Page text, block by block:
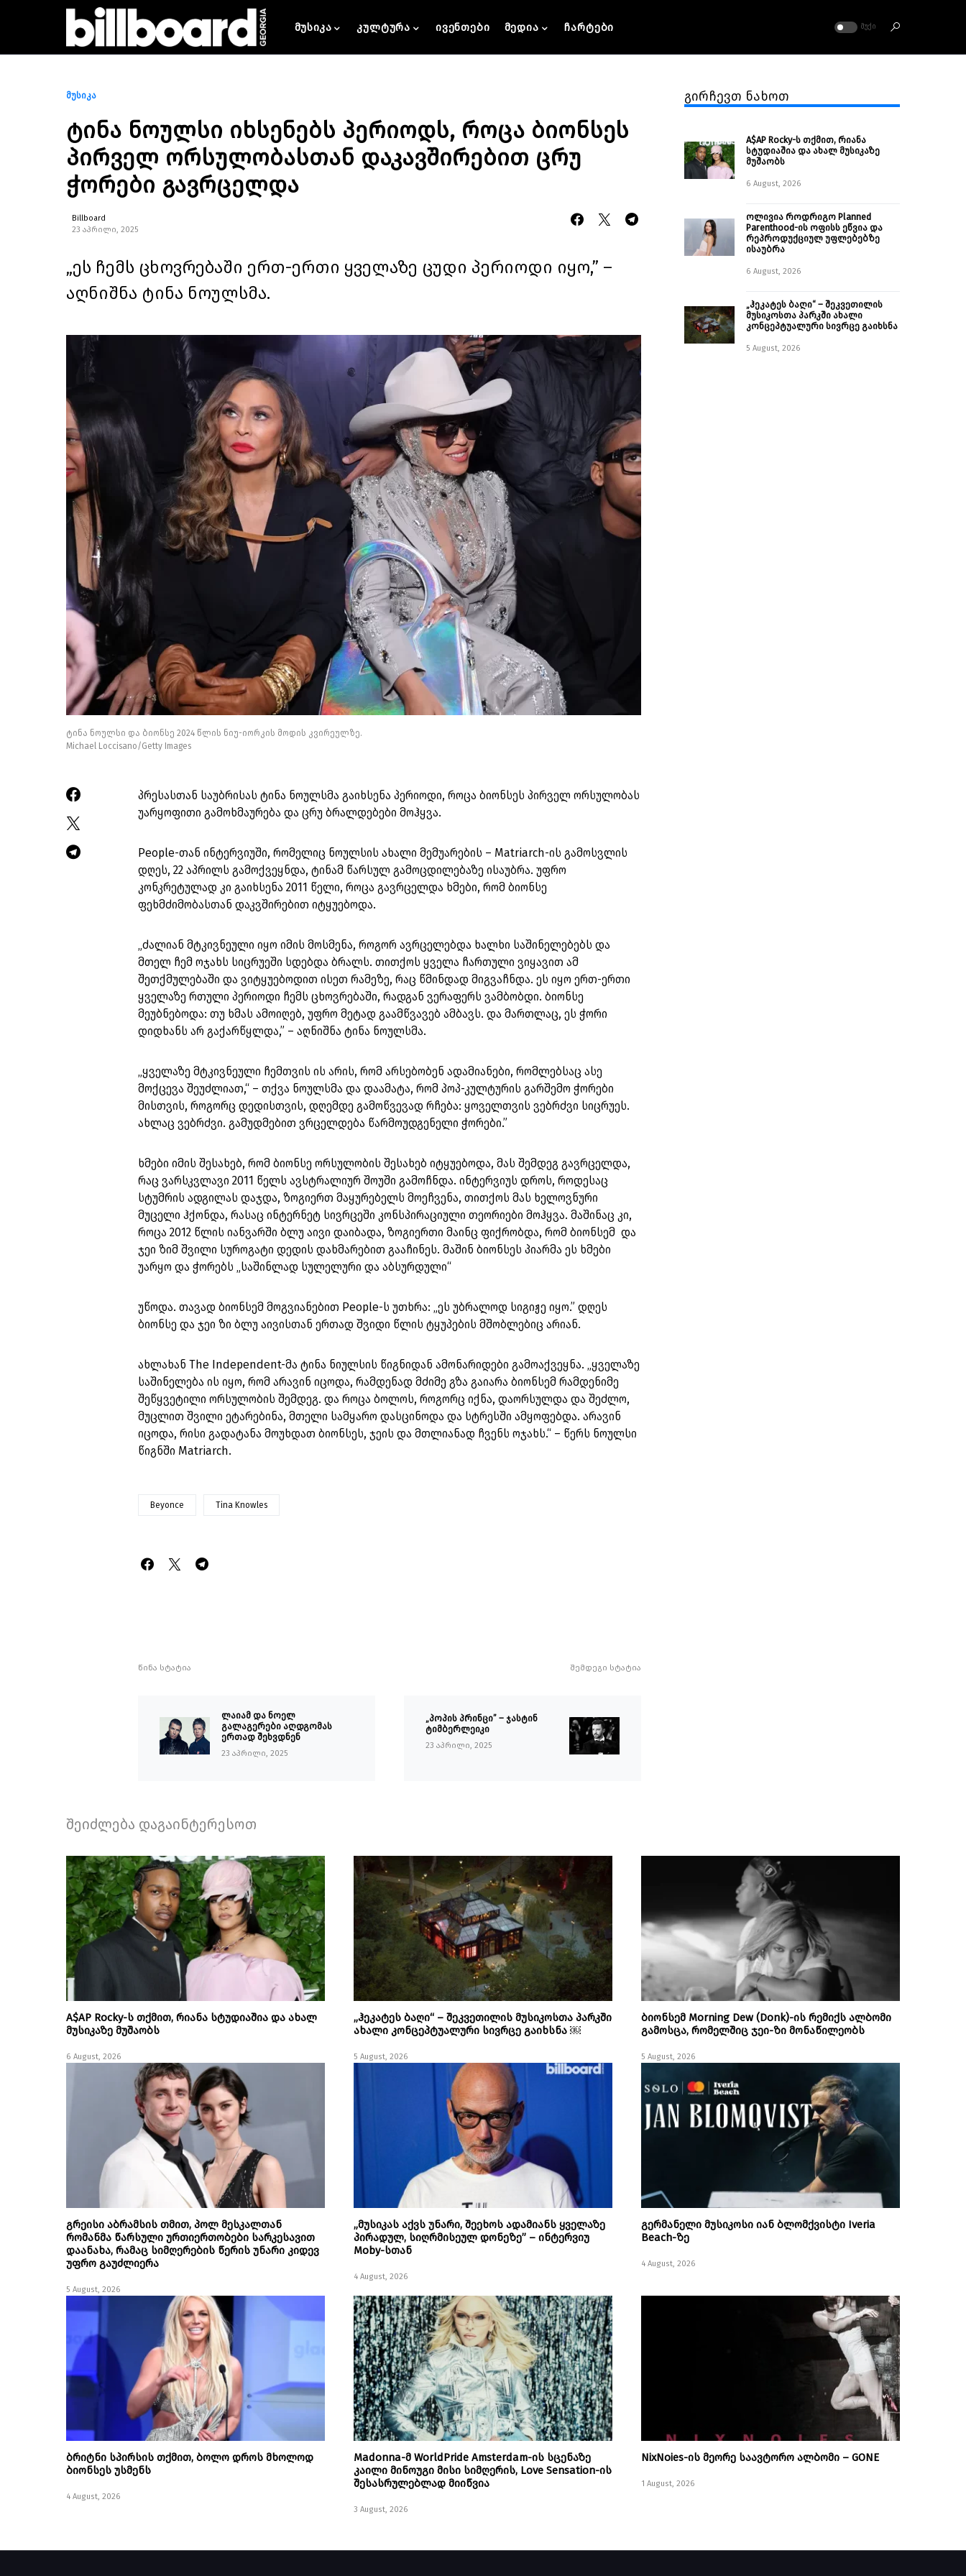
მუსიკა კულტურა ივენთები მედია ჩარტები ᲛᲣᲥᲘ
მუსიკა
ტინა ნოულსი იხსენებს პერიოდს, როცა ბიონსეს
პირველ ორსულობასთან დაკავშირებით ცრუ
ჭორები გავრცელდა
Billboard
23 აპრილი, 2025
„ეს ჩემს ცხოვრებაში ერთ-ერთი ყველაზე ცუდი პერიოდი იყო,” –
აღნიშნა ტინა ნოულსმა.
ტინა ნოულსი და ბიონსე 2024 წლის ნიუ-იორკის მოდის კვირეულზე.
Michael Loccisano/Getty Images
პრესასთან საუბრისას ტინა ნოულსმა გაიხსენა პერიოდი, როცა ბიონსეს პირველ ორსულობას
უარყოფითი გამოხმაურება და ცრუ ბრალდებები მოჰყვა.
People-თან ინტერვიუში, რომელიც ნოულსის ახალი მემუარების – Matriarch-ის გამოსვლის
დღეს, 22 აპრილს გამოქვეყნდა, ტინამ წარსულ გამოცდილებაზე ისაუბრა. უფრო
კონკრეტულად კი გაიხსენა 2011 წელი, როცა გავრცელდა ხმები, რომ ბიონსე
ფეხმძიმობასთან დაკვშირებით იტყუებოდა.
„ძალიან მტკივნეული იყო იმის მოსმენა, როგორ ავრცელებდა ხალხი საშინელებებს და
მთელ ჩემ ოჯახს სიცრუეში სდებდა ბრალს. თითქოს ყველა ჩართული ვიყავით ამ
შეთქმულებაში და ვიტყუებოდით ისეთ რამეზე, რაც წმინდად მიგვაჩნდა. ეს იყო ერთ-ერთი
ყველაზე რთული პერიოდი ჩემს ცხოვრებაში, რადგან ვერაფერს ვამბობდი. ბიონსე
მეუბნებოდა: თუ ხმას ამოიღებ, უფრო მეტად გაამწვავებ ამბავს. და მართლაც, ეს ჭორი
დიდხანს არ გაქარწყლდა,” – აღნიშნა ტინა ნოულსმა.
„ყველაზე მტკივნეული ჩემთვის ის არის, რომ არსებობენ ადამიანები, რომლებსაც ასე
მოქცევა შეუძლიათ,“ – თქვა ნოულსმა და დაამატა, რომ პოპ-კულტურის გარშემო ჭორები
მისთვის, როგორც დედისთვის, დღემდე გამოწვევად რჩება: ყოველთვის ვებრძვი სიცრუეს.
ახლაც ვებრძვი. გამუდმებით ვრცელდება წარმოუდგენელი ჭორები.”
ხმები იმის შესახებ, რომ ბიონსე ორსულობის შესახებ იტყუებოდა, მას შემდეგ გავრცელდა,
რაც ვარსკვლავი 2011 წელს ავსტრალიურ შოუში გამოჩნდა. ინტერვიუს დროს, როდესაც
სტუმრის ადგილას დაჯდა, ზოგიერთ მაყურებელს მოეჩვენა, თითქოს მას ხელოვნური
მუცელი ჰქონდა, რასაც ინტერნეტ სივრცეში კონსპირაციული თეორიები მოჰყვა. მაშინაც კი,
როცა 2012 წლის იანვარში ბლუ აივი დაიბადა, ზოგიერთი მაინც ფიქრობდა, რომ ბიონსემ და
ჯეი ზიმ შვილი სუროგატი დედის დახმარებით გააჩინეს. მაშინ ბიონსეს პიარმა ეს ხმები
უარყო და ჭორებს „საშინლად სულელური და აბსურდული“
უწოდა. თავად ბიონსემ მოგვიანებით People-ს უთხრა: „ეს უბრალოდ სიგიჟე იყო.” დღეს
ბიონსე და ჯეი ზი ბლუ აივისთან ერთად შვიდი წლის ტყუპების მშობლებიც არიან.
ახლახან The Independent-მა ტინა ნიულსის წიგნიდან ამონარიდები გამოაქვეყნა. „ყველაზე
საშინელება ის იყო, რომ არავინ იცოდა, რამდენად მძიმე გზა გაიარა ბიონსემ რამდენიმე
შეწყვეტილი ორსულობის შემდეგ. და როცა ბოლოს, როგორც იქნა, დაორსულდა და შეძლო,
მუცლით შვილი ეტარებინა, მთელი სამყარო დასცინოდა და სტრესში ამყოფებდა. არავინ
იცოდა, რისი გადატანა მოუხდათ ბიონსეს, ჯეის და მთლიანად ჩვენს ოჯახს.“ – წერს ნოულსი
წიგნში Matriarch.
Beyonce Tina Knowles
წინა სტატია
ლაიამ და ნოელ
გალაგერები აღდგომას
ერთად შეხვდნენ
23 აპრილი, 2025
შემდეგი სტატია
„პოპის პრინცი” – ჯასტინ
ტიმბერლეიკი
23 აპრილი, 2025
გირჩევთ ნახოთ
A$AP Rocky-ს თქმით, რიანა
სტუდიაშია და ახალ მუსიკაზე
მუშაობს
6 August, 2026
ოლივია როდრიგო Planned
Parenthood-ის ოფისს ეწვია და
რეპროდუქციულ უფლებებზე
ისაუბრა
6 August, 2026
„ჰეკატეს ბაღი“ – შეკვეთილის
მუსიკოსთა პარკში ახალი
კონცეპტუალური სივრცე გაიხსნა ￼
5 August, 2026
შეიძლება დაგაინტერესოთ
A$AP Rocky-ს თქმით, რიანა სტუდიაშია და ახალ
მუსიკაზე მუშაობს
6 August, 2026
„ჰეკატეს ბაღი“ – შეკვეთილის მუსიკოსთა პარკში
ახალი კონცეპტუალური სივრცე გაიხსნა ￼
5 August, 2026
ბიონსემ Morning Dew (Donk)-ის რემიქს ალბომი
გამოსცა, რომელშიც ჯეი-ზი მონაწილეობს
5 August, 2026
გრეისი აბრამსის თმით, პოლ მესკალთან
რომანმა წარსული ურთიერთობები სარკესავით
დაანახა, რამაც სიმღერების წერის უნარი კიდევ
უფრო გაუძლიერა
5 August, 2026
„მუსიკას აქვს უნარი, შეეხოს ადამიანს ყველაზე
პირადულ, სიღრმისეულ დონეზე” – ინტერვიუ
Moby-სთან
4 August, 2026
გერმანელი მუსიკოსი იან ბლომქვისტი Iveria
Beach-ზე
4 August, 2026
ბრიტნი სპირსის თქმით, ბოლო დროს მხოლოდ
ბიონსეს უსმენს
4 August, 2026
Madonna-მ WorldPride Amsterdam-ის სცენაზე
კაილი მინოუგი მისი სიმღერის, Love Sensation-ის
შესასრულებლად მიიწვია
3 August, 2026
NixNoies-ის მეორე საავტორო ალბომი – GONE
1 August, 2026